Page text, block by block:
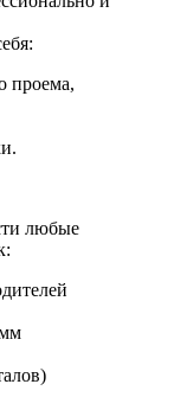
проема,
любые